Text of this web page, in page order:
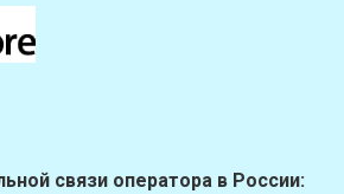
связи оператора в России: